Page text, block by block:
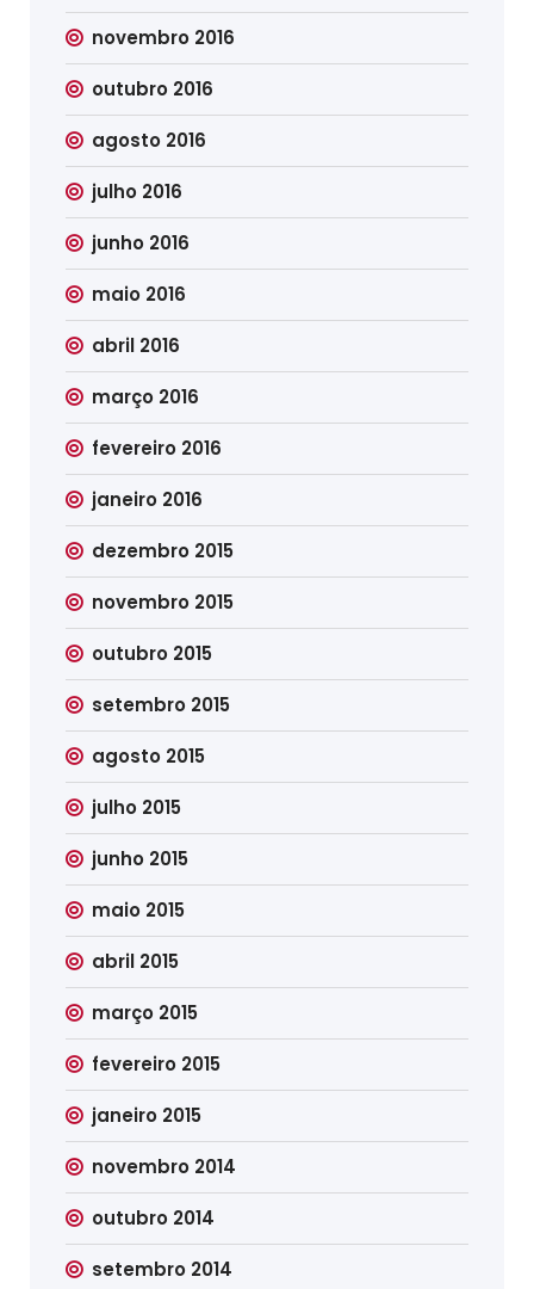
novembro 2016
outubro 2016
agosto 2016
julho 2016
junho 2016
maio 2016
abril 2016
março 2016
fevereiro 2016
janeiro 2016
dezembro 2015
novembro 2015
outubro 2015
setembro 2015
agosto 2015
julho 2015
junho 2015
maio 2015
abril 2015
março 2015
fevereiro 2015
janeiro 2015
novembro 2014
outubro 2014
setembro 2014